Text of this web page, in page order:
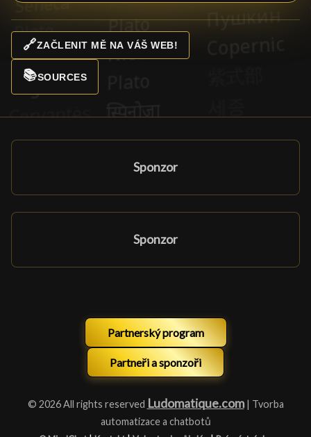
🔗ZAČLENIT MĚ NA VÁŠ WEB!
📚SOURCES
Sponzor
Sponzor
Partnerský program
Partneři a sponzoři
© 2026 All rights reserved Ludomatique.com| Tvorba
automatizace a chatbotů